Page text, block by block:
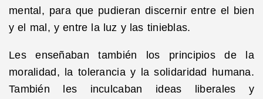
mental, para que pudieran discernir entre el bien
y el mal, y entre la luz y las tinieblas.
Les enseñaban también los principios de la
moralidad, la tolerancia y la solidaridad humana.
También les inculcaban ideas liberales y